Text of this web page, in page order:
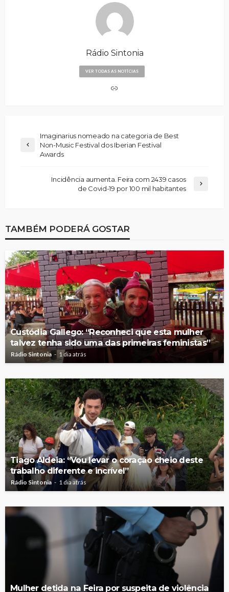
Rádio Sintonia
VER TODAS AS NOTÍCIAS
Imaginarius nomeado na categoria de Best
Non-Music Festival dos Iberian Festival
Awards
Incidência aumenta. Feira com 2439 casos
de Covid-19 por 100 mil habitantes
TAMBÉM PODERÁ GOSTAR
Custódia Gallego: “Reconheci que esta mulher
talvez tenha sido uma das primeiras feministas”
Rádio Sintonia 1 dia atrás
Tiago Aldeia: “Vou levar o coração cheio deste
trabalho diferente e incrível”
Rádio Sintonia 1 dia atrás
Mulher detida na Feira por suspeita de violência